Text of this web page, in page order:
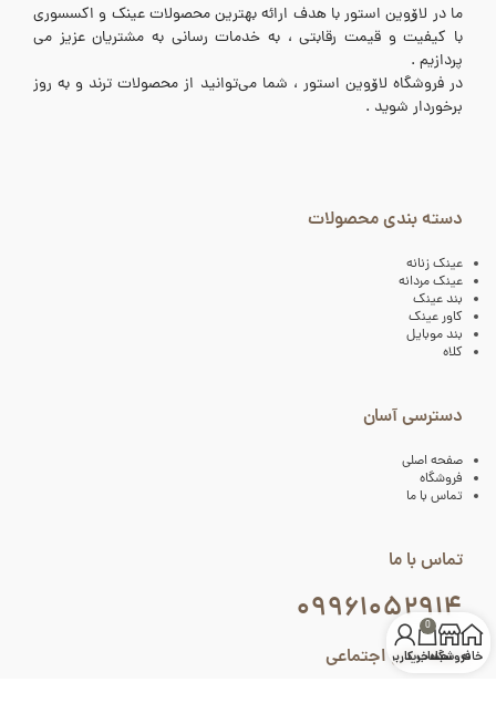
ما در لاۆوین استور با هدف ارائه بهترین محصولات عینک و اکسسوری
با کیفیت و قیمت رقابتی ، به خدمات رسانی به مشتریان عزیز می
پردازیم .
در فروشگاه لاۆوین استور ، شما می‌توانید از محصولات ترند و به روز
برخوردار شوید .
دسته بندی محصولات
عینک زنانه
عینک مردانه
بند عینک
کاور عینک
بند موبایل
کلاه
دسترسی آسان
صفحه اصلی
فروشگاه
تماس با ما
تماس با ما
۰۹۹۶۱۰۵۲۹۱۴
شبکه های اجتماعیخانهفروشگاه
0
سبد خرید
حساب کاربری من